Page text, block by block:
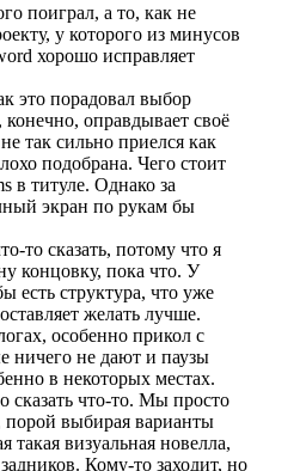
поиграл, а то, как не
у которого из минусов
хорошо исправляет
это порадовал выбор
оправдывает своё
так сильно приелся как
подобрана. Чего стоит
в титуле. Однако за
экран по рукам бы
то сказать, потому что я
концовку, пока что. У
есть структура, что уже
желать лучше.
особенно прикол с
ничего не дают и паузы
в некоторых местах.
сказать что-то. Мы просто
порой выбирая варианты
такая визуальная новелла,
Кому-то заходит, но